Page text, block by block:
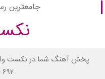
جامعترین
پخش آهنگ شما در نکست